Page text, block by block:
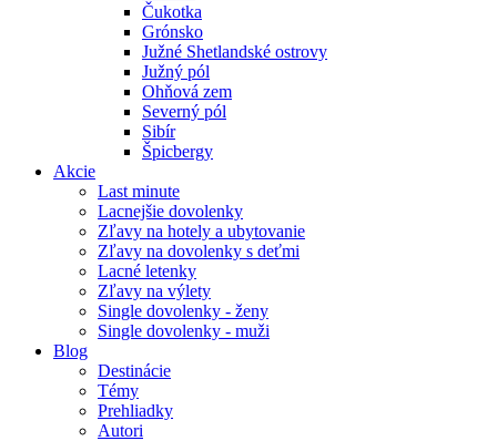
Čukotka
Grónsko
Južné Shetlandské ostrovy
Južný pól
Ohňová zem
Severný pól
Sibír
Špicbergy
Akcie
Last minute
Lacnejšie dovolenky
Zľavy na hotely a ubytovanie
Zľavy na dovolenky s deťmi
Lacné letenky
Zľavy na výlety
Single dovolenky - ženy
Single dovolenky - muži
Blog
Destinácie
Témy
Prehliadky
Autori